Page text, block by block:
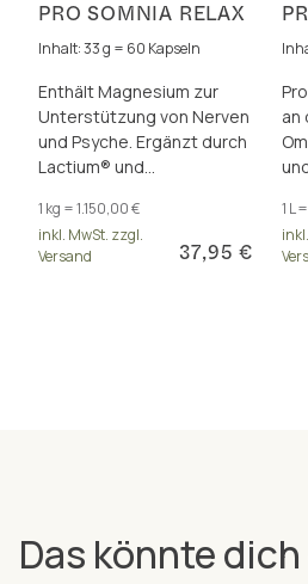
PRO SOMNIA RELAX
Inhalt: 33 g = 60 Kapseln
Enthält Magnesium zur
Unterstützung von Nerven
und Psyche. Ergänzt durch
Lactium® und
Spargelextrakt – für eine
bewährte Kombination.
1 kg = 1.150,00 €
inkl. MwSt. zzgl.
Versand
37,95 €
an
1 L
Das könnte